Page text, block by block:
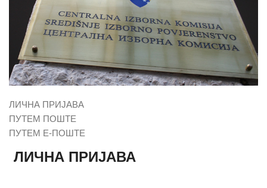
ЛИЧНА ПРИЈАВА
ПУТЕМ ПОШТЕ
ПУТЕМ Е-ПОШТЕ
ЛИЧНА ПРИЈАВА